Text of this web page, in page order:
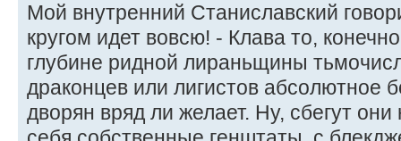
Мой внутренний Станиславский
кругом идет вовсю! - Клава то,
глубине ридной лираньщины
драконцев или лигистов абсолютное
дворян вряд ли желает. Ну, сбегут